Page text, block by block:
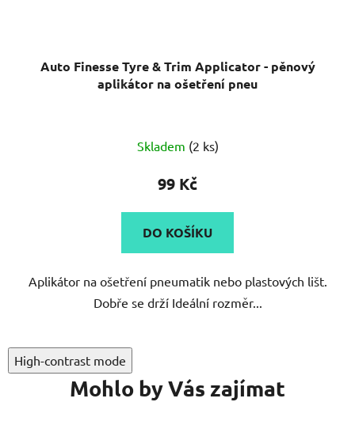
Auto Finesse Tyre & Trim Applicator - pěnový
aplikátor na ošetření pneu
hodnocení
produktu
3,0
z
hvězdiček.
Skladem (2 ks)
99 Kč
DO KOŠÍKU
Aplikátor na ošetření pneumatik nebo plastových lišt.
Dobře se drží Ideální rozměr...
High-contrast mode
Mohlo by Vás zajímat